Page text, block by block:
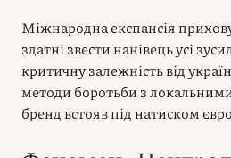
Міжнародна експансія
здатні звести нанівець усі
критичну залежність від
методи боротьби з
бренд встояв під натиском